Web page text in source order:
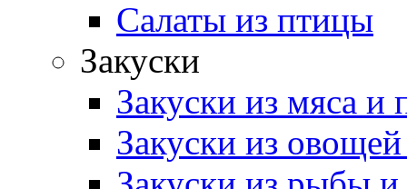
Салаты из птицы
Закуски
Закуски из мяса и
Закуски из